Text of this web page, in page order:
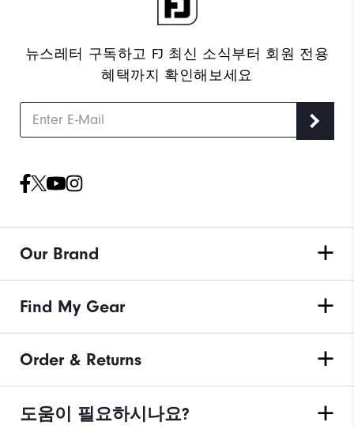
뉴스레터 구독하고 FJ 최신 소식부터 회원 전용
혜택까지 확인해보세요
Our Brand
Find My Gear
Order & Returns
도움이 필요하시나요?